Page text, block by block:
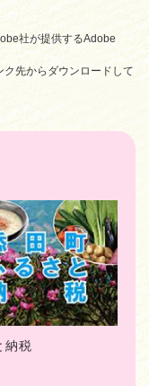
社が提供するAdobe
先からダウンロードして
納税